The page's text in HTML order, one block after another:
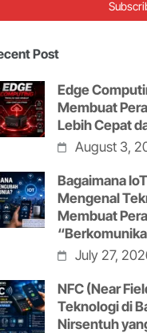
Post
Edge
Membuat
Lebih Cepat
August 3,
Bagaimana
Mengenal
Membuat
July 27,
NFC (Near
Teknologi di
Nirsentuh